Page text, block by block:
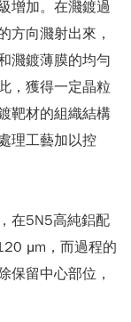
增加。在濺鍍過
方向濺射出來，
濺鍍薄膜的均勻
，獲得一定晶粒
靶材的組織結構
理工藝加以控
在5N5高純鋁配
μm，而過程的
保留中心部位，